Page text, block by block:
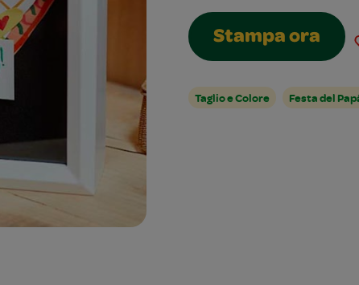
Stampa ora
Taglio e Colore Festa del